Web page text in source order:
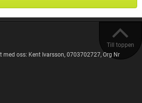
Till toppen
oss: Kent Ivarsson, 0703702727, Org Nr